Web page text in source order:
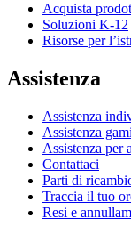
Acquista
Soluzioni K-12
Risorse per
Assistenza
Assistenza
Assistenza
Assistenza per
Contattaci
Parti di
Traccia il tuo
Resi e